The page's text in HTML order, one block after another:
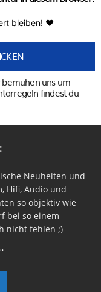
bleiben! ♥
uns um
findest du
Neuheiten und
Hifi, Audio und
so objektiv wie
bei so einem
nicht fehlen ;)